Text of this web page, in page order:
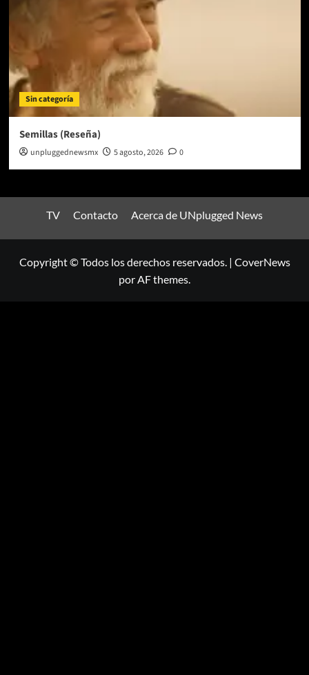
Sin categoría
Semillas (Reseña)
unpluggednewsmx 5 agosto, 2026 0
TV Contacto Acerca de UNplugged News
Copyright © Todos los derechos reservados. | CoverNews
por AF themes.